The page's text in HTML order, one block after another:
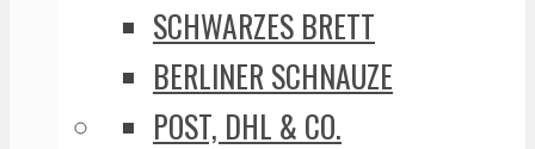
SCHWARZES BRETT
BERLINER SCHNAUZE
POST, DHL & CO.